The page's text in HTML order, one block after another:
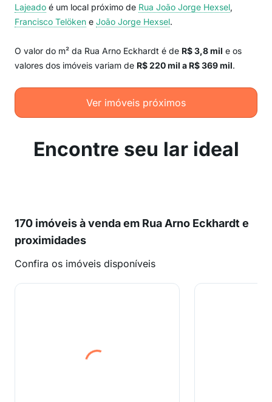
Lajeado é um local próximo de Rua João Jorge Hexsel,
Francisco Telöken e João Jorge Hexsel.
O valor do m² da Rua Arno Eckhardt é de R$ 3,8 mil e os
valores dos imóveis variam de R$ 220 mil a R$ 369 mil.
Ver imóveis próximos
Encontre seu lar ideal
170 imóveis à venda em Rua Arno Eckhardt e
proximidades
Confira os imóveis disponíveis